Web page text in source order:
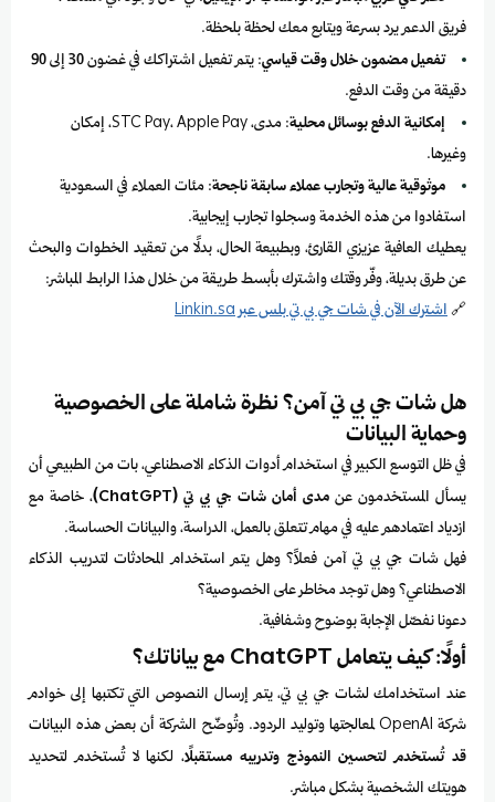
فريق الدعم يرد بسرعة ويتابع معك لحظة بلحظة.
تفعيل مضمون خلال وقت قياسي
: يتم تفعيل اشتراكك في غضون 30 إلى 90
دقيقة من وقت الدفع.
إمكانية الدفع بوسائل محلية
: مدى، STC Pay، Apple Pay، إمكان
وغيرها.
موثوقية عالية وتجارب عملاء سابقة ناجحة: مئات العملاء في السعودية
استفادوا من هذه الخدمة وسجلوا تجارب إيجابية.
يعطيك العافية عزيزي القارئ، وبطبيعة الحال، بدلًا من تعقيد الخطوات والبحث
عن طرق بديلة، وفّر وقتك واشترك بأبسط طريقة من خلال هذا الرابط المباشر:
🔗اشترك الآن في شات جي بي تي بلس عبر Linkin.sa
هل شات جي بي تي آمن؟ نظرة شاملة على الخصوصية
وحماية البيانات
في ظل التوسع الكبير في استخدام أدوات الذكاء الاصطناعي، بات من الطبيعي أن
يسأل المستخدمون عنمدى أمان شات جي بي تي (ChatGPT)
، خاصة مع
ازدياد اعتمادهم عليه في مهام تتعلق بالعمل، الدراسة، والبيانات الحساسة.
فهل شات جي بي تي آمن فعلاً؟ وهل يتم استخدام المحادثات لتدريب الذكاء
الاصطناعي؟ وهل توجد مخاطر على الخصوصية؟
دعونا نفصّل الإجابة بوضوح وشفافية.
أولًا: كيف يتعامل ChatGPT مع بياناتك؟
عند استخدامك لشات جي بي تي، يتم إرسال النصوص التي تكتبها إلى خوادم
شركة OpenAI لمعالجتها وتوليد الردود. وتُوضّح الشركة أن بعض هذه البيانات
قد تُستخدم لتحسين النموذج وتدريبه مستقبلًا، لكنها لا تُستخدم لتحديد
هويتك الشخصية بشكل مباشر.